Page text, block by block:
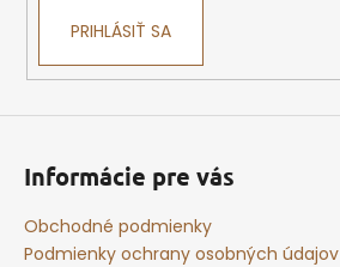
PRIHLÁSIŤ SA
Informácie pre vás
Obchodné podmienky
Podmienky ochrany osobných údajov